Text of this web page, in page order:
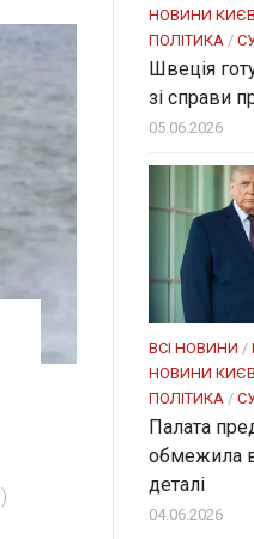
НОВИНИ
ПОЛІТИКА /
Швеція
зі справи
05.06.2026
ВСІ НОВИНИ /
НОВИНИ
ПОЛІТИКА /
Палата
обмежила
деталі
04.06.2026